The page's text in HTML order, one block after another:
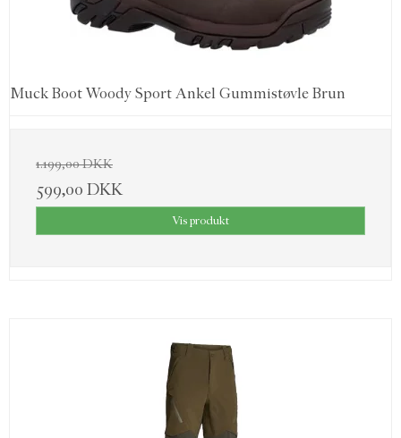
Muck Boot Woody Sport Ankel Gummistøvle Brun
1.199,00 DKK
599,00 DKK
Vis produkt